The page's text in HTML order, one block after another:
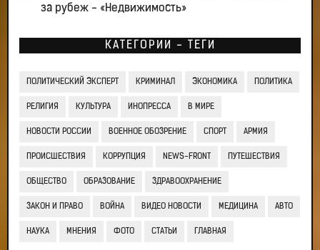
за рубеж - «Недвижимость»
КАТЕГОРИИ - ТЕГИ
ПОЛИТИЧЕСКИЙ ЭКСПЕРТ КРИМИНАЛ ЭКОНОМИКА ПОЛИТИКА
РЕЛИГИЯ КУЛЬТУРА ИНОПРЕССА В МИРЕ
НОВОСТИ РОССИИ ВОЕННОЕ ОБОЗРЕНИЕ СПОРТ АРМИЯ
ПРОИСШЕСТВИЯ КОРРУПЦИЯ NEWS-FRONT ПУТЕШЕСТВИЯ
ОБЩЕСТВО ОБРАЗОВАНИЕ ЗДРАВООХРАНЕНИЕ
ЗАКОН И ПРАВО ВОЙНА ВИДЕО НОВОСТИ МЕДИЦИНА АВТО
НАУКА МНЕНИЯ ФОТО СТАТЬИ ГЛАВНАЯ